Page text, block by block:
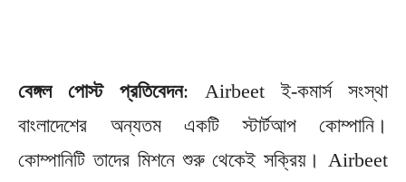
বেঙ্গল পোস্ট প্রতিবেদন: Airbeet ই-কমার্স সংস্থা
বাংলাদেশের অন্যতম একটি স্টার্টআপ কোম্পানি।
কোম্পানিটি তাদের মিশনে শুরু থেকেই সক্রিয়। Airbeet